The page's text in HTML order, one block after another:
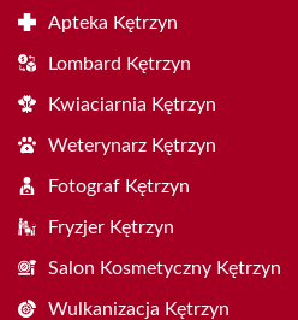
Apteka Kętrzyn
Lombard Kętrzyn
Kwiaciarnia Kętrzyn
Weterynarz Kętrzyn
Fotograf Kętrzyn
Fryzjer Kętrzyn
Salon Kosmetyczny Kętrzyn
Wulkanizacja Kętrzyn